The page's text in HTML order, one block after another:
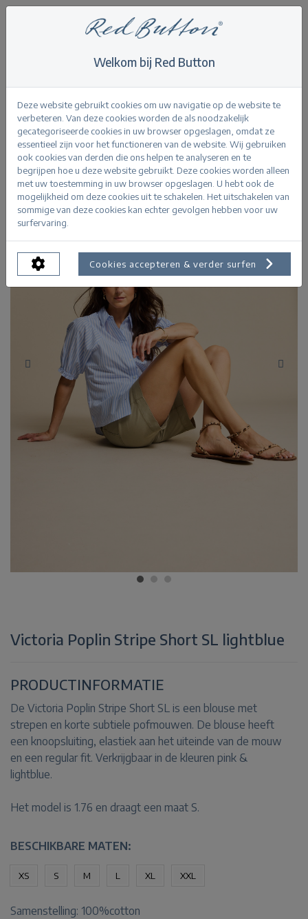
> Victoria Poplin Stripe Short SL
Terug
Victoria Poplin Stripe Short SL lightblue
PRODUCTINFORMATIE
De Victoria Poplin Stripe Short SL is een blouse met
strepen en korte subtiele pofmouwen. De blouse heeft
een knoopsluiting, elastiek aan het uiteinde van de mouw
en een regular fit. Verkrijgbaar in de kleuren pink &
lightblue.
Het model is 1.76 en draagt een maat S.
BESCHIKBARE MATEN:
XS S M L XL XXL
Samenstelling: 100%cotton
Welkom bij Red Button
Deze website gebruikt cookies om uw navigatie op de website te
verbeteren. Van deze cookies worden de als noodzakelijk
gecategoriseerde cookies in uw browser opgeslagen, omdat ze
essentieel zijn voor het functioneren van de website. Wij gebruiken
ook cookies van derden die ons helpen te analyseren en te
begrijpen hoe u deze website gebruikt. Deze cookies worden alleen
met uw toestemming in uw browser opgeslagen. U hebt ook de
mogelijkheid om deze cookies uit te schakelen. Het uitschakelen van
sommige van deze cookies kan echter gevolgen hebben voor uw
surfervaring.
Cookies accepteren & verder surfen